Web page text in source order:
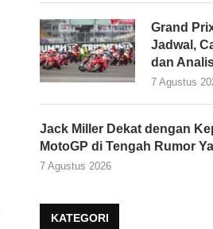
Grand
Jadwal,
dan
7 Agustus
Jack Miller Dekat dengan
MotoGP di Tengah Rumor
7 Agustus 2026
KATEGORI